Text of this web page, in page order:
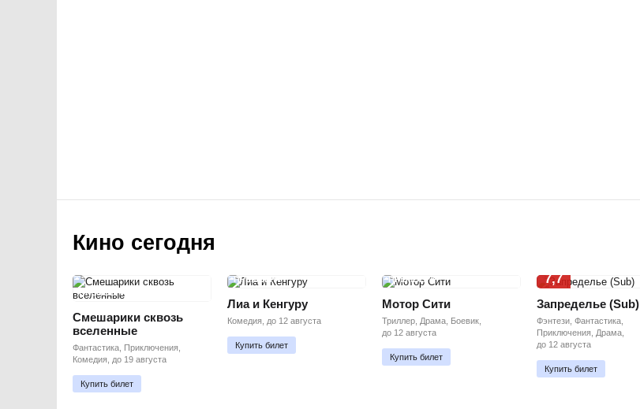
Кино сегодня
ПРЕМЬЕРА
Смешарики сквозь
вселенные
Фантастика, Приключения,
Комедия, до 19 августа
Купить билет
ПРЕМЬЕРА
Лиа и Кенгуру
Комедия, до 12 августа
Купить билет
ПРЕМЬЕРА
Мотор Сити
Триллер, Драма, Боевик,
до 12 августа
Купить билет
7,7
Запределье (Sub)
Фэнтези, Фантастика,
Приключения, Драма,
до 12 августа
Купить билет